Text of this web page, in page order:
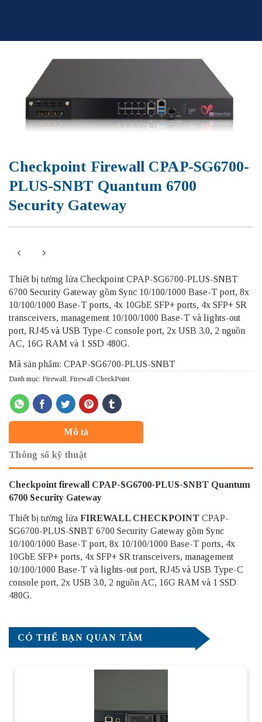
Checkpoint Firewall CPAP-SG6700-
PLUS-SNBT Quantum 6700
Security Gateway
Thiết bị tường lửa Checkpoint CPAP-SG6700-PLUS-SNBT
6700 Security Gateway gồm Sync 10/100/1000 Base-T port, 8x
10/100/1000 Base-T ports, 4x 10GbE SFP+ ports, 4x SFP+ SR
transceivers, management 10/100/1000 Base-T và lights-out
port, RJ45 và USB Type-C console port, 2x USB 3.0, 2 nguồn
AC, 16G RAM và 1 SSD 480G.
Mã sản phẩm: CPAP-SG6700-PLUS-SNBT
Danh mục: Firewall Firewall CheckPoint
Mô tả
Thông số kỹ thuật
Checkpoint firewall CPAP-SG6700-PLUS-SNBT Quantum
6700 Security Gateway
Thiết bị tường lửa FIREWALL CHECKPOINT CPAP-
SG6700-PLUS-SNBT 6700 Security Gateway gồm Sync
10/100/1000 Base-T port, 8x 10/100/1000 Base-T ports, 4x
10GbE SFP+ ports, 4x SFP+ SR transceivers, management
10/100/1000 Base-T và lights-out port, RJ45 và USB Type-C
console port, 2x USB 3.0, 2 nguồn AC, 16G RAM và 1 SSD
480G.
CÓ THỂ BẠN QUAN TÂM